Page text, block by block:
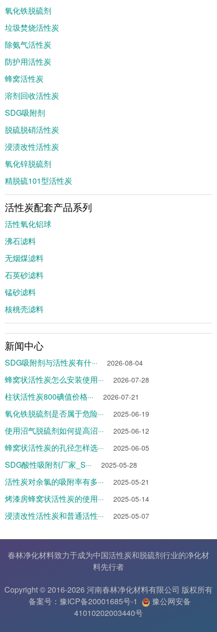
氧化铁脱硫剂
垃圾焚烧活性炭
除氨气活性炭
防护用活性炭
蜂窝活性炭
溶剂回收活性炭
SDG吸附剂
脱硫脱硝活性炭
浸渍改性活性炭
氧化锌脱硫剂
精脱硫101型活性炭
活性炭配套产品系列
活性氧化铝球
沸石滤料
无烟煤滤料
石英砂滤料
锰砂滤料
核桃壳滤料
新闻中心
SDG吸附剂与活性炭有什··· 2026-08-04
蜂窝状活性炭怎么安装使用··· 2026-07-28
柱状活性炭800碘值价格··· 2026-07-21
氧化铁脱硫剂是否属于危险··· 2025-06-19
使用沼气脱硫剂如何提高沼··· 2025-06-12
蜂窝状活性炭的孔径怎样选··· 2025-06-05
SDG酸性吸附剂厂家_S··· 2025-05-28
活性炭对余氯的吸附率有多··· 2025-05-21
烤漆房蜂窝状活性炭的使用··· 2025-05-14
浸渍改性活性炭和普通活性··· 2025-05-07
春林净化材料致力于成为中国活性炭和脱硫剂行业的净化材
料先行者
Copyright © 2016-2026 河南春林净化材料有限公司 版权所有
备案号：豫ICP备20001685号-1
豫公网安备
41010202003440号